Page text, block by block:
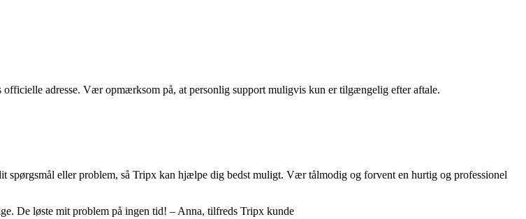
adresse. Vær opmærksom på, at personlig support muligvis kun er tilgængelig efter aftale.
spørgsmål eller problem, så Tripx kan hjælpe dig bedst muligt. Vær tålmodig og forvent en hurtig og professionel
De løste mit problem på ingen tid! – Anna, tilfreds Tripx kunde